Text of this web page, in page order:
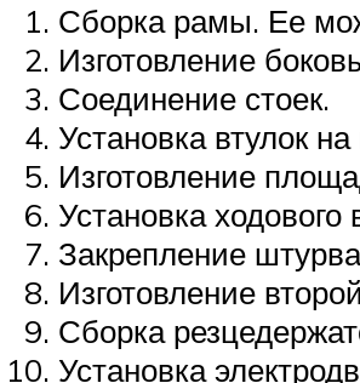
Сборка рамы. Ее
Изготовление
Соединение стоек.
Установка втулок
Изготовление
Установка ходового
Закрепление
Изготовление
Сборка
Установка